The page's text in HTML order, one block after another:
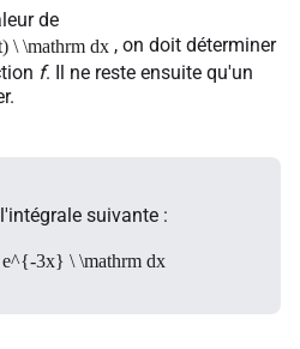
de
\ \mathrm dx , on doit déterminer
f. Il ne reste ensuite qu'un
suivante :
3x} \ \mathrm dx